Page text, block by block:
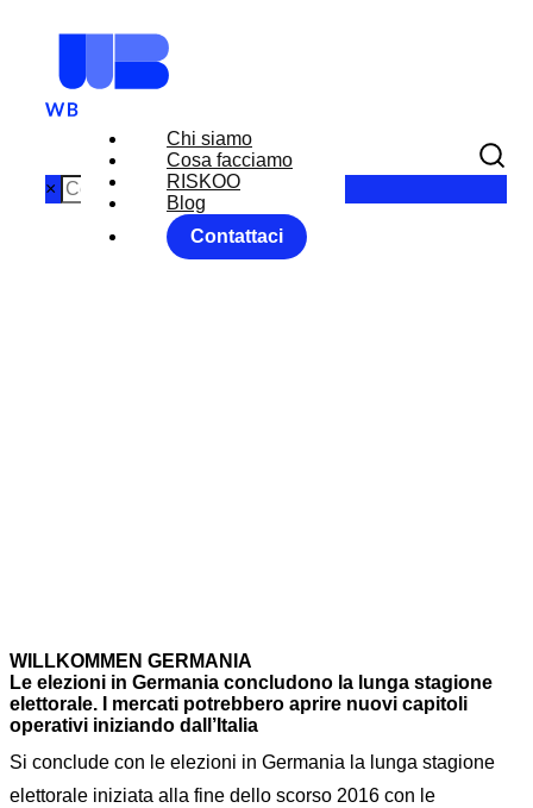
Chi siamo
Cosa facciamo
RISKOO
Blog
Contattaci
×
WILLKOMME
WILLKOMMEN GERMANIA
Le elezioni in Germania concludono la lunga stagione
elettorale. I mercati potrebbero aprire nuovi capitoli
operativi iniziando dall’Italia
Si conclude con le elezioni in Germania la lunga stagione
elettorale iniziata alla fine dello scorso 2016 con le